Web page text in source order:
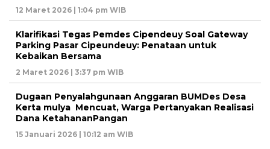
12 Maret 2026 | 1:04 pm WIB
Klarifikasi Tegas Pemdes Cipendeuy Soal Gateway
Parking Pasar Cipeundeuy: Penataan untuk
Kebaikan Bersama
2 Maret 2026 | 3:37 pm WIB
Dugaan Penyalahgunaan Anggaran BUMDes Desa
Kerta mulya Mencuat, Warga Pertanyakan Realisasi
Dana KetahananPangan
15 Januari 2026 | 10:12 am WIB